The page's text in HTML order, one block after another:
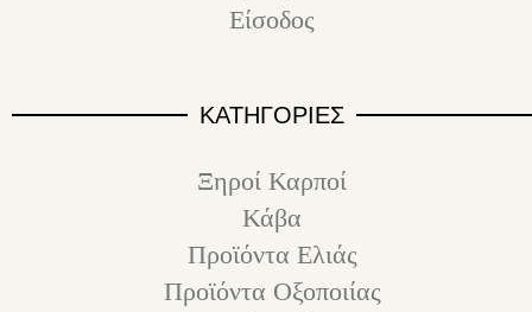
Είσοδος
ΚΑΤΗΓΟΡΙΕΣ
Ξηροί Καρποί
Κάβα
Προϊόντα Ελιάς
Προϊόντα Οξοποιίας